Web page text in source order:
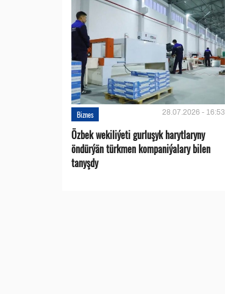
Biznes 28.07.2026 - 16:53
Özbek wekiliýeti gurluşyk harytlaryny
öndürýän türkmen kompaniýalary bilen
tanyşdy